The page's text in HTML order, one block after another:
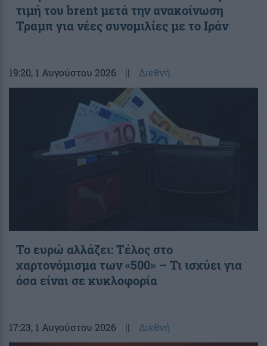
τιμή του brent μετά την ανακοίνωση
Τραμπ για νέες συνομιλίες με το Ιράν
19:20, 1 Αυγούστου 2026 || Διεθνή
Το ευρώ αλλάζει: Τέλος στο
χαρτονόμισμα των «500» – Τι ισχύει για
όσα είναι σε κυκλοφορία
17:23, 1 Αυγούστου 2026 || Διεθνή